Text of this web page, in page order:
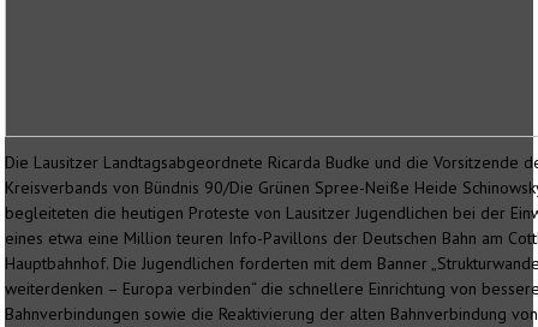
Die Lausitzer Landtagsabgeordnete Ricarda Budke und die Vorsitzende
Kreisverbands von Bündnis 90/Die Grünen Spree-Neiße Heide
begleiteten die heutigen Proteste von Lausitzer Jugendlichen bei der
eines etwa eine Million teuren Info-Pavillons der Deutschen Bahn am
Hauptbahnhof. Die Jugendlichen forderten mit dem Banner
weiterdenken – Europa verbinden“ die schnellere Einrichtung von
Bahnverbindungen sowie die Reaktivierung der alten Bahnverbindung